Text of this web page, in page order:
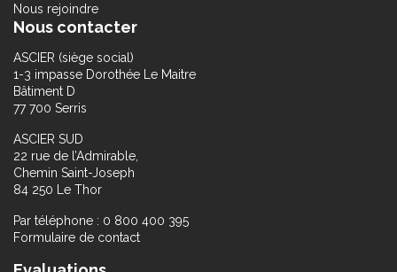
Nous rejoindre
Nous contacter
ASCIER (siège social)
1-3 impasse Dorothée Le Maitre
Bâtiment D
77 700 Serris
ASCIER SUD
22 rue de l’Admirable,
Chemin Saint-Joseph
84 250 Le Thor
Par téléphone : 0 800 400 395
Formulaire de contact